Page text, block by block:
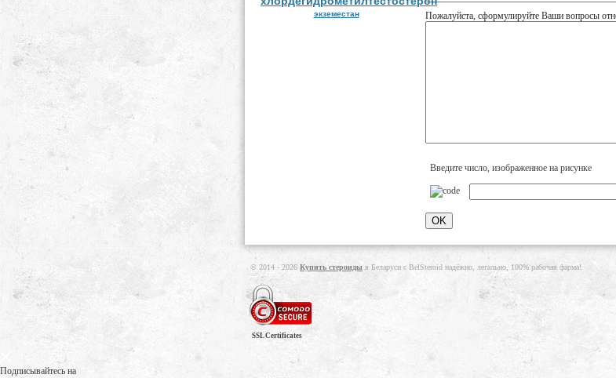
Пожалуйста, сформулируйте Ваши вопросы
Введите число, изображенное на рисунке
экземестан
© 2014 - 2026 Купить стероиды в Беларуси с BelSteroid надёжно, легально, 100% рабочая фарма!
SSL Certificates
Подписывайтесь на